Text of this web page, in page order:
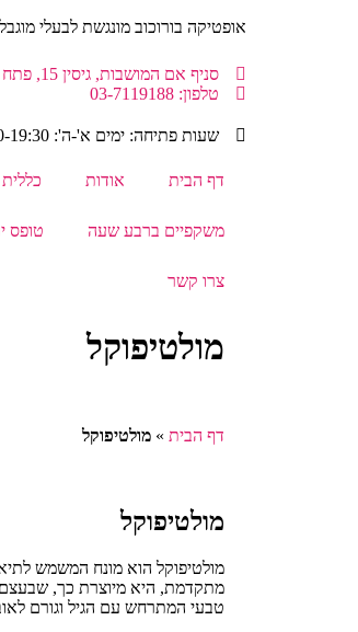
אופטיקה בורוכוב מונגשת לבעלי
סניף אם המושבות, גיסין 15, פתח תקווה
טלפון: 03-7119188
שעות פתיחה: ימים א'-ה': 10:00-19:30 יום ו : 9.00-13.30
דף הבית
אודות
משקפיים ברבע שעה טופס
צרו קשר
מולטיפוקל
דף הבית » מולטיפוקל
מולטיפוקל
מולטיפוקל הוא מונח המשמש
טבעי המתרחש עם הגיל וגורם